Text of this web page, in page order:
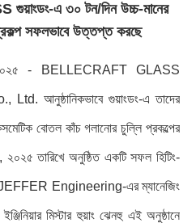
এ ৩০ টন/দিন উচ্চ-মানের
সফলভাবে উত্তপ্ত করছে
- BELLECRAFT GLASS
আনুষ্ঠানিকভাবে গুয়াংডং-এ তাদের
বোতল কাঁচ গলানোর চুল্লি প্রকল্পের
তারিখে অনুষ্ঠিত একটি সফল হিটিং-
JEFFER Engineering-এর ম্যানেজিং
মিস্টার হুয়াং ঝেনহু এই অনুষ্ঠানে